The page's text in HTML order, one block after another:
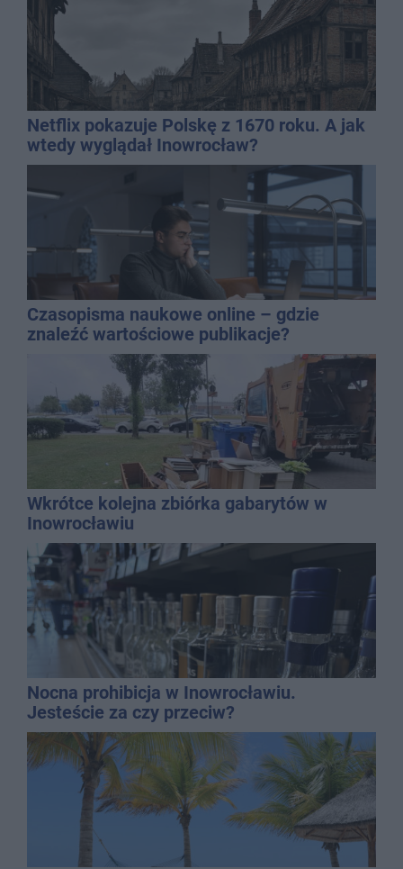
Netflix pokazuje Polskę z 1670 roku. A jak
wtedy wyglądał Inowrocław?
Czasopisma naukowe online – gdzie
znaleźć wartościowe publikacje?
Wkrótce kolejna zbiórka gabarytów w
Inowrocławiu
Nocna prohibicja w Inowrocławiu.
Jesteście za czy przeciw?